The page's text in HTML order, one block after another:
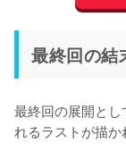
最終回の結
最終回の展開と
れるラストが描か